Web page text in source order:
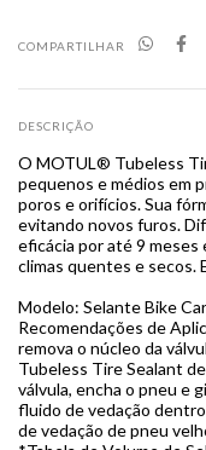
COMPARTILHAR
DESCRIÇÃO
O MOTUL® Tubeless
pequenos e médios em
poros e orifícios. Sua
evitando novos furos.
eficácia por até 9 meses
climas quentes e secos.
Modelo: Selante Bike
Recomendações de
remova o núcleo da
Tubeless Tire Sealant
válvula, encha o pneu e
fluido de vedação
de vedação de pneu